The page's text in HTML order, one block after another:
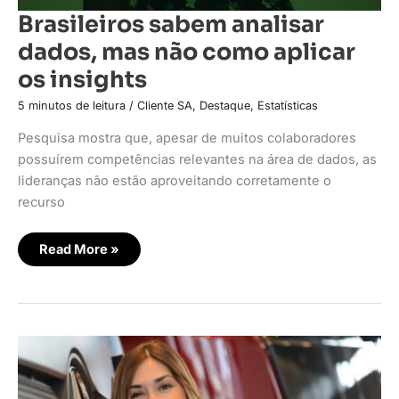
Brasileiros sabem analisar
dados, mas não como aplicar
os insights
5 minutos de leitura / Cliente SA, Destaque, Estatísticas
Pesquisa mostra que, apesar de muitos colaboradores
possuírem competências relevantes na área de dados, as
lideranças não estão aproveitando corretamente o
recurso
Read More »
Mercedes-
Benz
Caminhões
põe
protagonismo